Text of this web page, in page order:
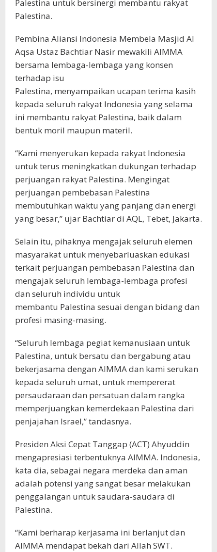
Palestina untuk bersinergi membantu rakyat
Palestina.
Pembina Aliansi Indonesia Membela Masjid Al
Aqsa Ustaz Bachtiar Nasir mewakili AIMMA
bersama lembaga-lembaga yang konsen
terhadap isu
Palestina, menyampaikan ucapan terima kasih
kepada seluruh rakyat Indonesia yang selama
ini membantu rakyat Palestina, baik dalam
bentuk moril maupun materil.
“Kami menyerukan kepada rakyat Indonesia
untuk terus meningkatkan dukungan terhadap
perjuangan rakyat Palestina. Mengingat
perjuangan pembebasan Palestina
membutuhkan waktu yang panjang dan energi
yang besar,” ujar Bachtiar di AQL, Tebet, Jakarta.
Selain itu, pihaknya mengajak seluruh elemen
masyarakat untuk menyebarluaskan edukasi
terkait perjuangan pembebasan Palestina dan
mengajak seluruh lembaga-lembaga profesi
dan seluruh individu untuk
membantu Palestina sesuai dengan bidang dan
profesi masing-masing.
“Seluruh lembaga pegiat kemanusiaan untuk
Palestina, untuk bersatu dan bergabung atau
bekerjasama dengan AIMMA dan kami serukan
kepada seluruh umat, untuk mempererat
persaudaraan dan persatuan dalam rangka
memperjuangkan kemerdekaan Palestina dari
penjajahan Israel,” tandasnya.
Presiden Aksi Cepat Tanggap (ACT) Ahyuddin
mengapresiasi terbentuknya AIMMA. Indonesia,
kata dia, sebagai negara merdeka dan aman
adalah potensi yang sangat besar melakukan
penggalangan untuk saudara-saudara di
Palestina.
“Kami berharap kerjasama ini berlanjut dan
AIMMA mendapat bekah dari Allah SWT.